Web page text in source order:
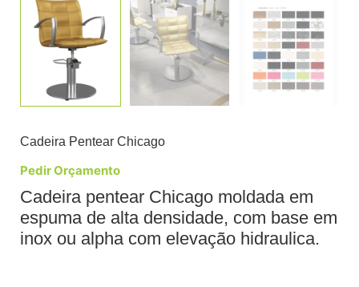
Cadeira Pentear Chicago
Pedir Orçamento
Cadeira pentear Chicago moldada em
espuma de alta densidade, com base em
inox ou alpha com elevação hidraulica.